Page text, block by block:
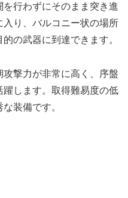
行わずにそのまま突き進
り、バルコニー状の場所
の武器に到達できます。
撃力が非常に高く、序盤
します。取得難易度の低
装備です。